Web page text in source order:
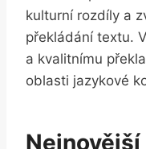
kulturní rozdíly⁣ a
překládání⁣ textu.
a kvalitnímu
oblasti ⁣jazykové